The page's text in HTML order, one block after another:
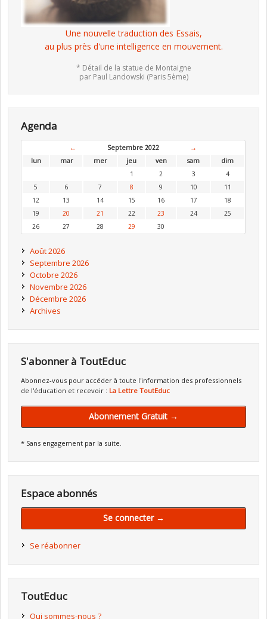
Une nouvelle traduction des Essais,
au plus près d'une intelligence en mouvement.
* Détail de la statue de Montaigne
par Paul Landowski (Paris 5ème)
Agenda
← Septembre 2022
→
lun
mar mer jeu ven sam
dim
1
2 3
4
5
6 7 8 9 10
11
12
13 14 15 16 17
18
19
20 21 22 23 24
25
26
27 28 29 30
Août 2026
Septembre 2026
Octobre 2026
Novembre 2026
Décembre 2026
Archives
S'abonner à ToutEduc
Abonnez-vous pour accéder à toute l'information des professionnels
de l'éducation et recevoir : La Lettre ToutEduc
Abonnement Gratuit →
* Sans engagement par la suite.
Espace abonnés
Se connecter →
Se réabonner
ToutEduc
Qui sommes-nous ?